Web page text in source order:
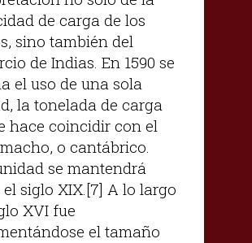
de carga de los
sino también del
de Indias. En 1590 se
el uso de una sola
la tonelada de carga
hace coincidir con el
o cantábrico.
se mantendrá
siglo XIX.[7] A lo largo
XVI fue
el tamaño